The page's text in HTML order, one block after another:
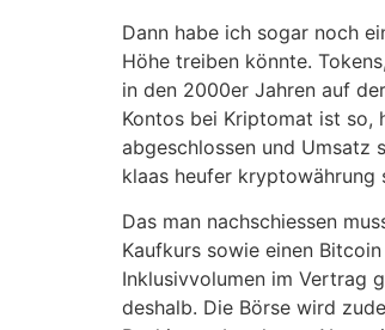
Dann habe ich sogar noch
Höhe treiben könnte.
in den 2000er Jahren auf
Kontos bei Kriptomat ist so,
abgeschlossen und Umsatz
klaas heufer kryptowährung
Das man nachschiessen
Kaufkurs sowie einen
Inklusivvolumen im Vertrag
deshalb. Die Börse wird